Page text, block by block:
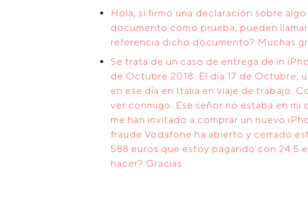
Hola, si firmo una declaración sobre
documento como prueba, pueden
referencia dicho documento? Muchas
Se trata de un caso de entrega de in
de Octubre 2018. El día 17 de Octubre,
en ese día en Italia en viaje de trabajo.
ver conmigo. Ese señor no estaba en
me han invitado a comprar un nuevo
fraude Vodafone ha abierto y cerrado
588 euros que estoy pagando con 24.5
hacer? Gracias